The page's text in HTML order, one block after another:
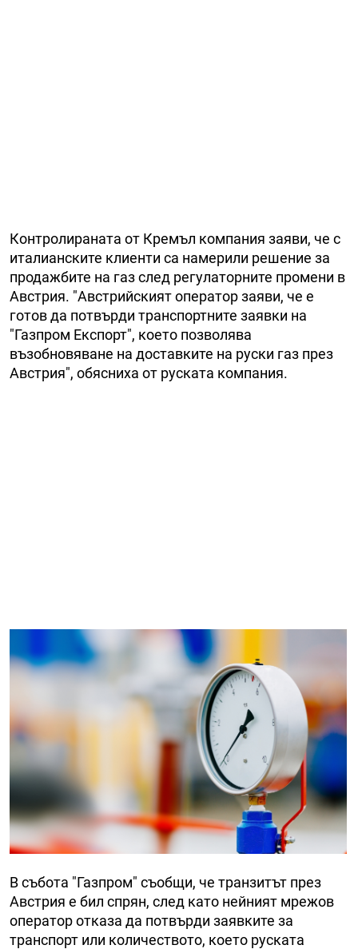
Контролираната от Кремъл компания заяви, че с
италианските клиенти са намерили решение за
продажбите на газ след регулаторните промени в
Австрия. "Австрийският оператор заяви, че е
готов да потвърди транспортните заявки на
"Газпром Експорт", което позволява
възобновяване на доставките на руски газ през
Австрия", обясниха от руската компания.
В събота "Газпром" съобщи, че транзитът през
Австрия е бил спрян, след като нейният мрежов
оператор отказа да потвърди заявките за
транспорт или количеството, което руската